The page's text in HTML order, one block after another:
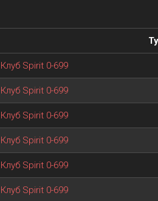
Клуб Spirit 0-699
Клуб Spirit 0-699
Клуб Spirit 0-699
Клуб Spirit 0-699
Клуб Spirit 0-699
Клуб Spirit 0-699